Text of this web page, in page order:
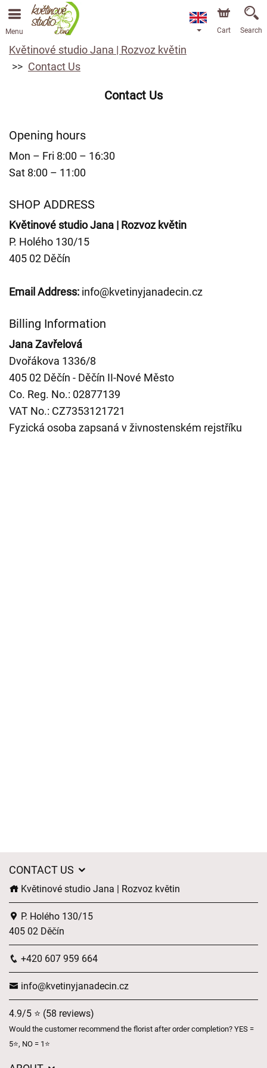
Menu Cart Search
Květinové studio Jana | Rozvoz květin
Contact Us
Contact Us
Opening hours
Mon – Fri 8:00 – 16:30
Sat 8:00 – 11:00
SHOP ADDRESS
Květinové studio Jana | Rozvoz květin
P. Holého 130/15
405 02 Děčín
Email Address: info@kvetinyjanadecin.cz
Billing Information
Jana Zavřelová
Dvořákova 1336/8
405 02 Děčín - Děčín II-Nové Město
Co. Reg. No.: 02877139
VAT No.: CZ7353121721
Fyzická osoba zapsaná v živnostenském rejstříku
CONTACT US
Květinové studio Jana | Rozvoz květin
P. Holého 130/15
405 02 Děčín
+420 607 959 664
info@kvetinyjanadecin.cz
4.9/5 ⭐ (58 reviews)
Would the customer recommend the florist after order completion? YES =
5⭐, NO = 1⭐